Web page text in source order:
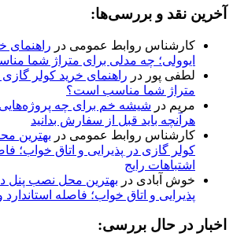
آخرین نقد و بررسی‌ها:
کارشناس روابط عمومی در راهنمای
ایوولی؛ چه مدلی برای متراژ شما
لطفی پور در راهنمای خرید کولر
متراژ شما مناسب است؟
مریم در شیشه خم برای چه
هرآنچه باید قبل از سفارش بدانید
کارشناس روابط عمومی در بهترین
کولر گازی در پذیرایی و اتاق خواب؛
اشتباهات رایج
خوش آبادی در بهترین محل نصب پنل
پذیرایی و اتاق خواب؛ فاصله استاندارد
اخبار در حال بررسی: